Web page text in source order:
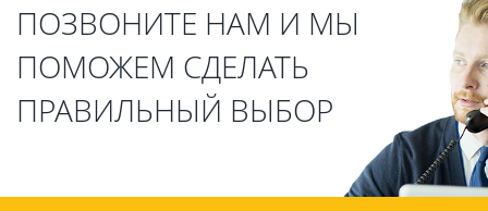
ПОЗВОНИТЕ НАМ И МЫ
ПОМОЖЕМ СДЕЛАТЬ
ПРАВИЛЬНЫЙ ВЫБОР